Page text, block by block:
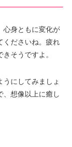
心身ともに変化が
くださいね。疲れ
そうですよ。
うにしてみましょ
、想像以上に癒し